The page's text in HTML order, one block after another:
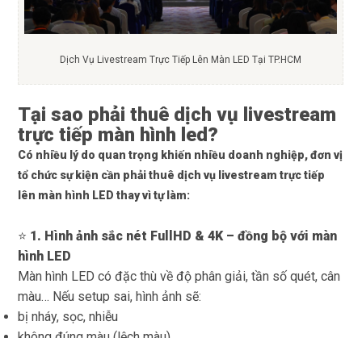
Dịch Vụ Livestream Trực Tiếp Lên Màn LED Tại TP.HCM
Tại sao phải thuê dịch vụ livestream
trực tiếp màn hình led?
Có nhiều lý do quan trọng khiến nhiều doanh nghiệp, đơn vị
tổ chức sự kiện cần phải thuê dịch vụ livestream trực tiếp
lên màn hình LED thay vì tự làm:
⭐ 1. Hình ảnh sắc nét FullHD & 4K – đồng bộ với màn
hình LED
Màn hình LED có đặc thù về độ phân giải, tần số quét, cân
màu… Nếu setup sai, hình ảnh sẽ:
bị nháy, sọc, nhiễu